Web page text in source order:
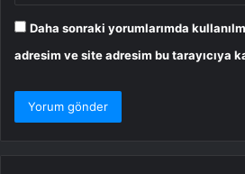
Daha sonraki yorumlarımda
adresim ve site adresim bu tarayıcıya